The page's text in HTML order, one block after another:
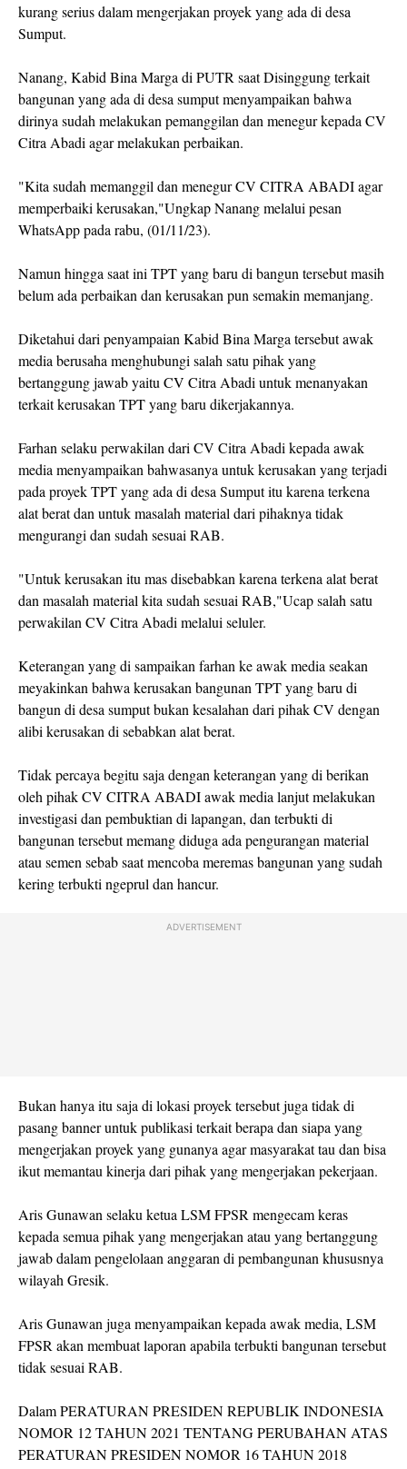
kurang serius dalam mengerjakan proyek yang ada di desa
Sumput.
Nanang, Kabid Bina Marga di PUTR saat Disinggung terkait
bangunan yang ada di desa sumput menyampaikan bahwa
dirinya sudah melakukan pemanggilan dan menegur kepada CV
Citra Abadi agar melakukan perbaikan.
"Kita sudah memanggil dan menegur CV CITRA ABADI agar
memperbaiki kerusakan,"Ungkap Nanang melalui pesan
WhatsApp pada rabu, (01/11/23).
Namun hingga saat ini TPT yang baru di bangun tersebut masih
belum ada perbaikan dan kerusakan pun semakin memanjang.
Diketahui dari penyampaian Kabid Bina Marga tersebut awak
media berusaha menghubungi salah satu pihak yang
bertanggung jawab yaitu CV Citra Abadi untuk menanyakan
terkait kerusakan TPT yang baru dikerjakannya.
Farhan selaku perwakilan dari CV Citra Abadi kepada awak
media menyampaikan bahwasanya untuk kerusakan yang terjadi
pada proyek TPT yang ada di desa Sumput itu karena terkena
alat berat dan untuk masalah material dari pihaknya tidak
mengurangi dan sudah sesuai RAB.
"Untuk kerusakan itu mas disebabkan karena terkena alat berat
dan masalah material kita sudah sesuai RAB,"Ucap salah satu
perwakilan CV Citra Abadi melalui seluler.
Keterangan yang di sampaikan farhan ke awak media seakan
meyakinkan bahwa kerusakan bangunan TPT yang baru di
bangun di desa sumput bukan kesalahan dari pihak CV dengan
alibi kerusakan di sebabkan alat berat.
Tidak percaya begitu saja dengan keterangan yang di berikan
oleh pihak CV CITRA ABADI awak media lanjut melakukan
investigasi dan pembuktian di lapangan, dan terbukti di
bangunan tersebut memang diduga ada pengurangan material
atau semen sebab saat mencoba meremas bangunan yang sudah
kering terbukti ngeprul dan hancur.
ADVERTISEMENT
Bukan hanya itu saja di lokasi proyek tersebut juga tidak di
pasang banner untuk publikasi terkait berapa dan siapa yang
mengerjakan proyek yang gunanya agar masyarakat tau dan bisa
ikut memantau kinerja dari pihak yang mengerjakan pekerjaan.
Aris Gunawan selaku ketua LSM FPSR mengecam keras
kepada semua pihak yang mengerjakan atau yang bertanggung
jawab dalam pengelolaan anggaran di pembangunan khususnya
wilayah Gresik.
Aris Gunawan juga menyampaikan kepada awak media, LSM
FPSR akan membuat laporan apabila terbukti bangunan tersebut
tidak sesuai RAB.
Dalam PERATURAN PRESIDEN REPUBLIK INDONESIA
NOMOR 12 TAHUN 2021 TENTANG PERUBAHAN ATAS
PERATURAN PRESIDEN NOMOR 16 TAHUN 2018